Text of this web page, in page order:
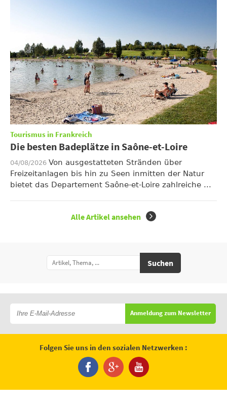
Tourismus in Frankreich
Die besten Badeplätze in Saône-et-Loire
04/08/2026 Von ausgestatteten Stränden über
Freizeitanlagen bis hin zu Seen inmitten der Natur
bietet das Departement Saône-et-Loire zahlreiche ...
Alle Artikel ansehen
Suchen
Anmeldung zum Newsletter
Folgen Sie uns in den sozialen Netzwerken :